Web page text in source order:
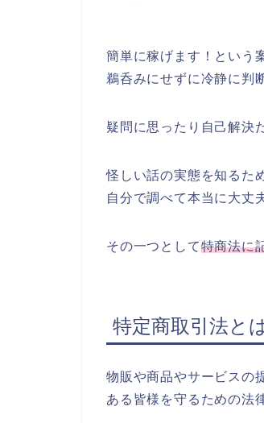
簡単に稼げます！という
鵜呑みにせずに冷静に判
疑問に思ったり自己解決
怪しい話の実態を知るた
自分で調べて本当に大丈
その一つとして特商法に
特定商取引法と
物販や商品やサービスの
ある皆様を守るための法